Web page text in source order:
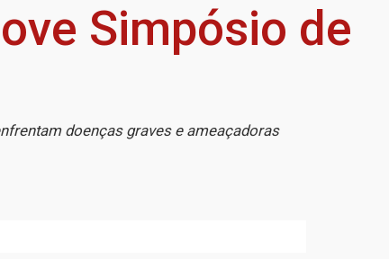
Simpósio de
doenças graves e ameaçadoras